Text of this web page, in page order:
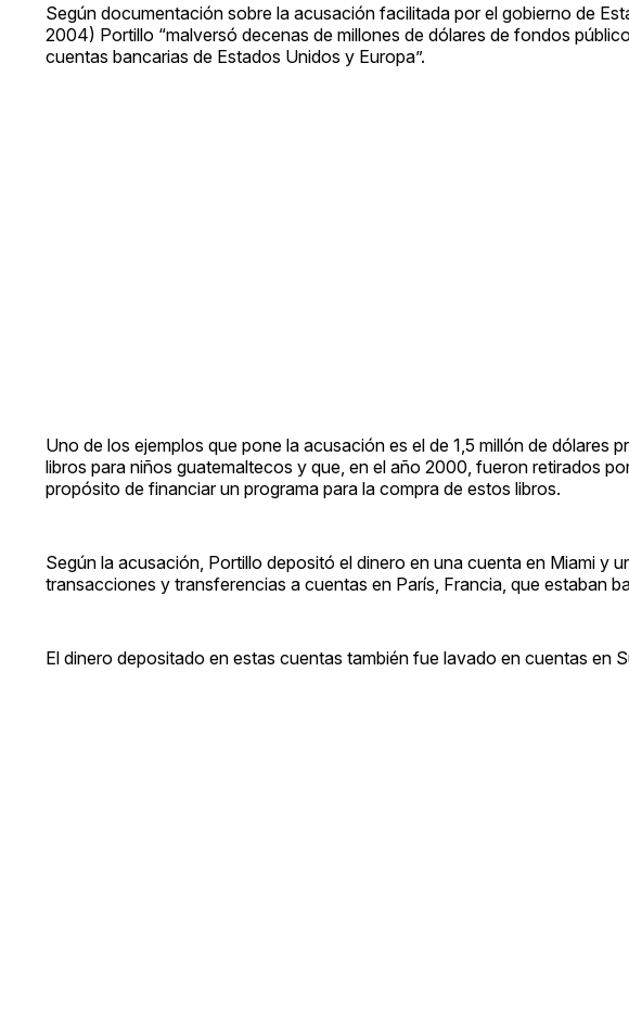
Según documentación sobre la acusación facilitada por el gobierno de
2004) Portillo “malversó decenas de millones de dólares de fondos
cuentas bancarias de Estados Unidos y Europa”.
Uno de los ejemplos que pone la acusación es el de 1,5 millón de dólares
libros para niños guatemaltecos y que, en el año 2000, fueron retirados
propósito de financiar un programa para la compra de estos libros.
Según la acusación, Portillo depositó el dinero en una cuenta en Miami y
transacciones y transferencias a cuentas en París, Francia, que estaban
El dinero depositado en estas cuentas también fue lavado en cuentas en